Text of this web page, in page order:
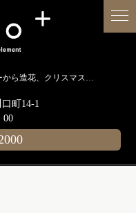
deco+（デコプラス）はプリザーブドフラワーから造花、クリスマス装飾、イルミネーションに至るまで扱う広島のディスプレイ専門ショップです。
町14-1
00